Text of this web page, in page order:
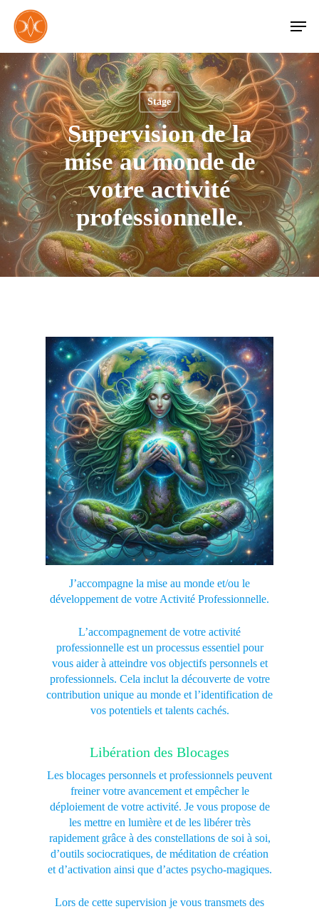
main
content
Menu
Stage
Supervision de la
mise au monde de
votre activité
professionnelle.
J’accompagne la mise au monde et/ou le
développement de votre Activité Professionnelle.
L’accompagnement de votre activité
professionnelle est un processus essentiel pour
vous aider à atteindre vos objectifs personnels et
professionnels. Cela inclut la découverte de votre
contribution unique au monde et l’identification de
vos potentiels et talents cachés.
Libération des Blocages
Les blocages personnels et professionnels peuvent
freiner votre avancement et empêcher le
déploiement de votre activité. Je vous propose de
les mettre en lumière et de les libérer très
rapidement grâce à des constellations de soi à soi,
d’outils sociocratiques, de méditation de création
et d’activation ainsi que d’actes psycho-magiques.
Lors de cette supervision je vous transmets des